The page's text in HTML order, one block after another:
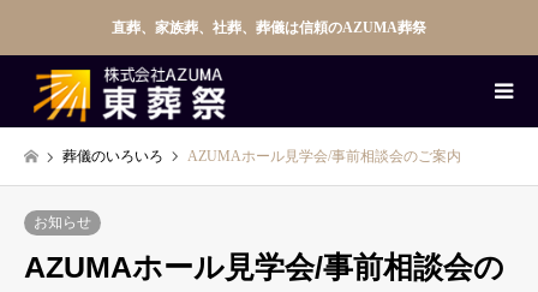
直葬、家族葬、社葬、葬儀は信頼のAZUMA葬祭
葬儀のいろいろ AZUMAホール見学会/事前相談会のご案内
お知らせ
AZUMAホール見学会/事前相談会の